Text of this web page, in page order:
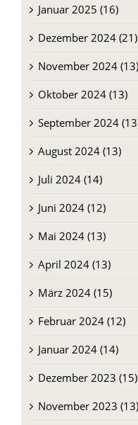
Dezember 2024 (21)
November 2024 (13)
Oktober 2024 (13)
September 2024 (13)
August 2024 (13)
Juli 2024 (14)
Juni 2024 (12)
Mai 2024 (13)
April 2024 (13)
März 2024 (15)
Februar 2024 (12)
Januar 2024 (14)
Dezember 2023 (15)
November 2023 (13)
Oktober 2023 (14)